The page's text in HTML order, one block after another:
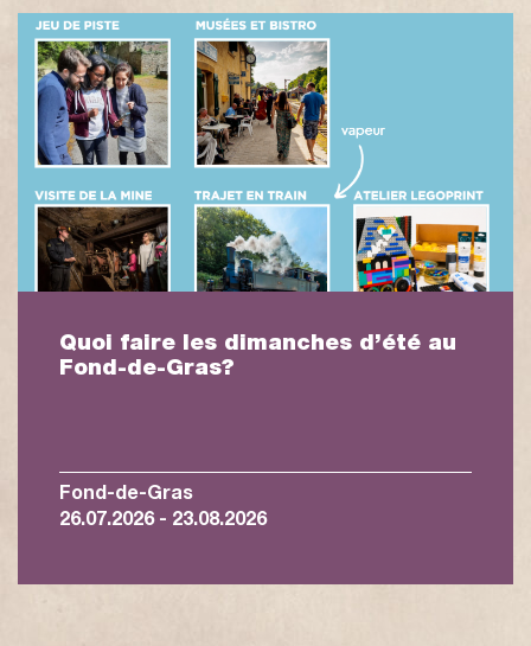
Quoi faire les dimanches d’été au
Fond-de-Gras?
Fond-de-Gras
26.07.2026 - 23.08.2026